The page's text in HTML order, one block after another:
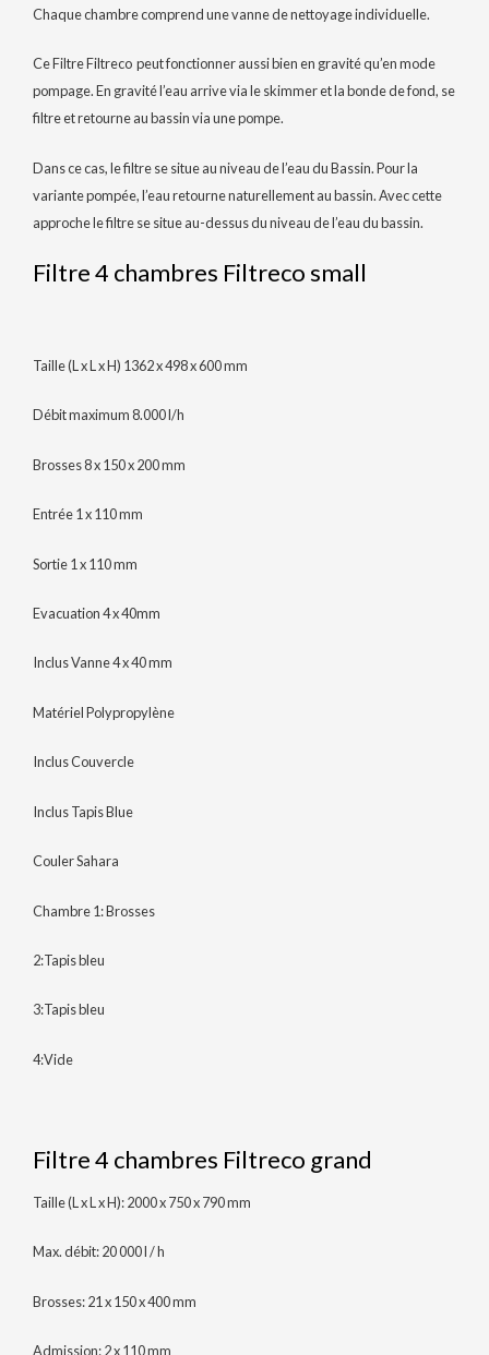
Chaque chambre comprend une vanne de nettoyage individuelle.
Ce Filtre Filtreco peut fonctionner aussi bien en gravité qu’enmode
pompage. En gravité l’eau arrive via le skimmer et la bonde de fond, se
filtre et retourne au bassin via une pompe.
Dans ce cas, le filtre se situe au niveau de l’eau du Bassin. Pour la
variante pompée, l’eau retourne naturellement au bassin. Avec cette
approche le filtre se situe au-dessus du niveau de l’eau du bassin.
Filtre 4 chambres Filtreco small
Taille (L x L x H) 1362 x 498 x 600 mm
Débit maximum 8.000 l/h
Brosses 8 x 150 x 200 mm
Entrée 1 x 110 mm
Sortie 1 x 110 mm
Evacuation 4 x 40mm
Inclus Vanne 4 x 40 mm
Matériel Polypropylène
Inclus Couvercle
Inclus Tapis Blue
Couler Sahara
Chambre 1: Brosses
2:Tapis bleu
3:Tapis bleu
4:Vide
Filtre 4 chambres Filtreco grand
Taille (L x L x H): 2000 x 750 x 790 mm
Max. débit: 20 000 l / h
Brosses: 21 x 150 x 400 mm
Admission: 2 x 110 mm